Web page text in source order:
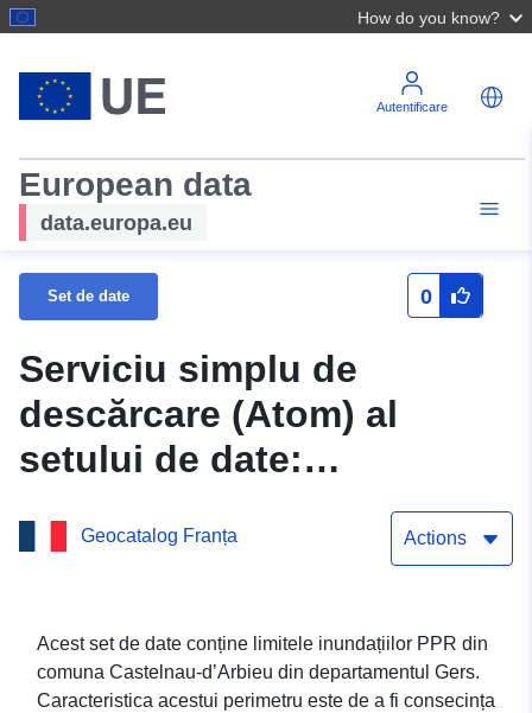
How do you know?
Autentificare
European data
data.europa.eu
Set de date 0
Serviciu simplu de
descărcare (Atom) al
setului de date:
Geocatalog Franța Actions
Acest set de date conține limitele inundațiilor PPR din
comuna Castelnau-d’Arbieu din departamentul Gers.
Caracteristica acestui perimetru este de a fi consecința